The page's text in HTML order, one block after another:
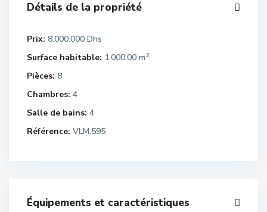
Détails de la propriété
Prix: 8.000.000 Dhs
Surface habitable: 1,000.00 m2
Pièces: 8
Chambres: 4
Salle de bains: 4
Référence: VLM.595
Équipements et caractéristiques